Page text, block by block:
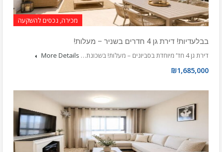
מכירה, נכסים להשקעה
בבלעדיות! דירת גן 4 חדרים בשניר – מעלות!
דירת גן 4 חד’ מיוחדת בסביונים – מעלות! בשכונת…
More Details
₪1,685,000